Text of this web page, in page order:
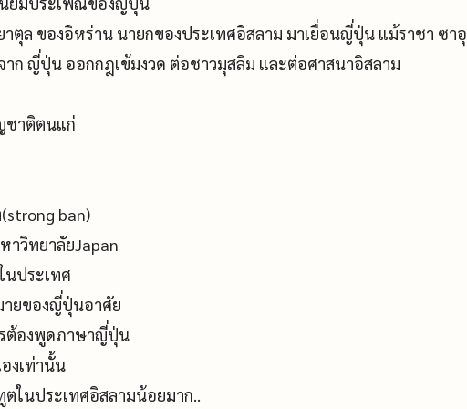
ตุล ของอิหร่าน นายกของประเทศอิสลาม มาเยื่อนญี่ปุ่น แม้ราชา ซาอุ
ก ญี่ปุ่น ออกกฎเข้มงวด ต่อชาวมุสลิม และต่อศาสนาอิสลาม
ชาติตนแก่
ban)
าวิทยาลัยJapan
นประเทศ
ยของญี่ปุ่นอาศัย
รต้องพูดภาษาญี่ปุ่น
งเท่านั้น
ในประเทศอิสลามน้อยมาก..